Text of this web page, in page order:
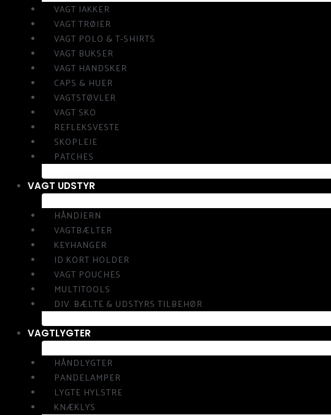
VAGT JAKKER
VAGT TRØJER
VAGT POLO & T-SHIRTS
VAGT BUKSER
VAGT HANDSKER
CAPS & HUER
VAGTSTØVLER
VAGT SKO
REFLEKSVESTE
SKOPLEJE
PATCHES
VAGT UDSTYR
HÅNDJERN
VAGTBÆLTER
KEYHANGER
ID KORT HOLDER
VAGT POUCHES
MULTITOOLS
DIV. BÆLTE & UDSTYRS TILBEHØR
VAGTLYGTER
HÅNDLYGTER
PANDELAMPER
LYGTE HYLSTRE
KNÆKLYS